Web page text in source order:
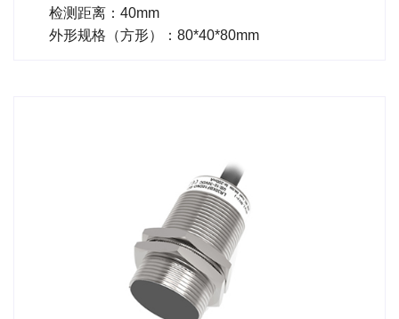
检测距离：40mm
外形规格（方形）：80*40*80mm